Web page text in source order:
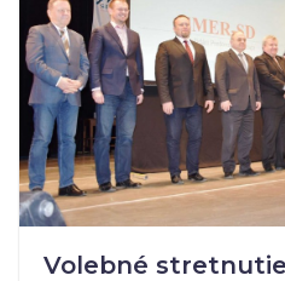
Volebné stretnutie